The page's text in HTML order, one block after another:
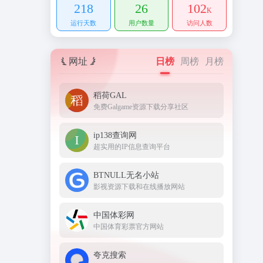
218
运行天数
26
用户数量
102K
访问人数
网址 日榜 周榜 月榜
稻荷GAL
免费Galgame资源下载分享社区
ip138查询网
超实用的IP信息查询平台
BTNULL无名小站
影视资源下载和在线播放网站
中国体彩网
中国体育彩票官方网站
夸克搜索